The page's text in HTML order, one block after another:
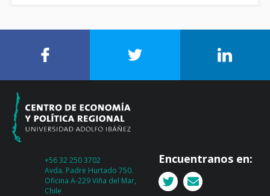
+56 32 250 3702
Avda. Padre Hurtado 750.
Oficina A-229 Viña del Mar,
Chile
Encuentranos en: